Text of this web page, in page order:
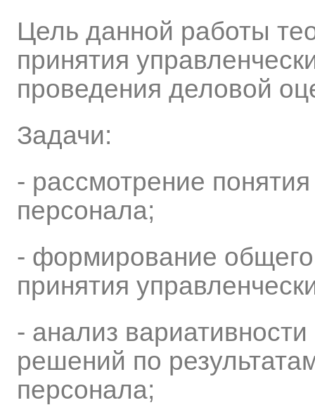
Цель данной работы
принятия
проведения деловой
Задачи:
- рассмотрение
персонала;
- формирование
принятия
- анализ
решений по
персонала;